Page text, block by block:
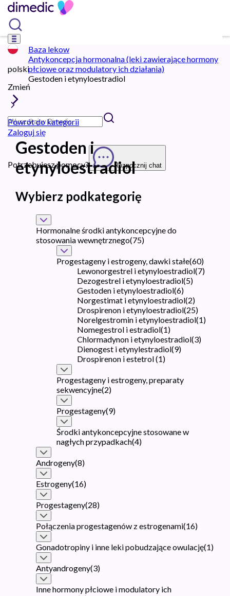
polski
Zmień
Zaloguj się
Potrzebujesz pomocy? Rozpocznij chat
Baza lekow
Antykoncepcja hormonalna (leki zawierające hormony
płciowe oraz modulatory ich działania)
Gestoden i etynyloestradiol
Powrót do kategorii
Gestoden i
etynyloestradiol
Wybierz podkategorię
Hormonalne środki antykoncepcyjne do
stosowania wewnętrznego(75)
Progestageny i estrogeny, dawki stałe(60)
Lewonorgestrel i etynyloestradiol(7)
Dezogestrel i etynyloestradiol(5)
Gestoden i etynyloestradiol(6)
Norgestimat i etynyloestradiol(2)
Drospirenon i etynyloestradiol(25)
Norelgestromin i etynyloestradiol(1)
Nomegestrol i estradiol(1)
Chlormadynon i etynyloestradiol(3)
Dienogest i etynylestradiol(9)
Drospirenon i estetrol(1)
Progestageny i estrogeny, preparaty
sekwencyjne(2)
Progestageny(9)
Środki antykoncepcyjne stosowane w
nagłych przypadkach(4)
Androgeny(8)
Estrogeny(16)
Progestageny(28)
Połączenia progestagenów z estrogenami(16)
Gonadotropiny i inne leki pobudzające owulację(1)
Antyandrogeny(3)
Inne hormony płciowe i modulatory ich